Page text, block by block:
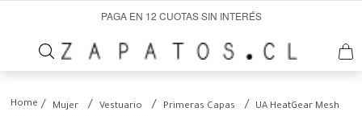
PAGA EN 12 CUOTAS SIN INTERÉS
Mujer Vestuario Primeras Capas
UA HeatGear Mesh